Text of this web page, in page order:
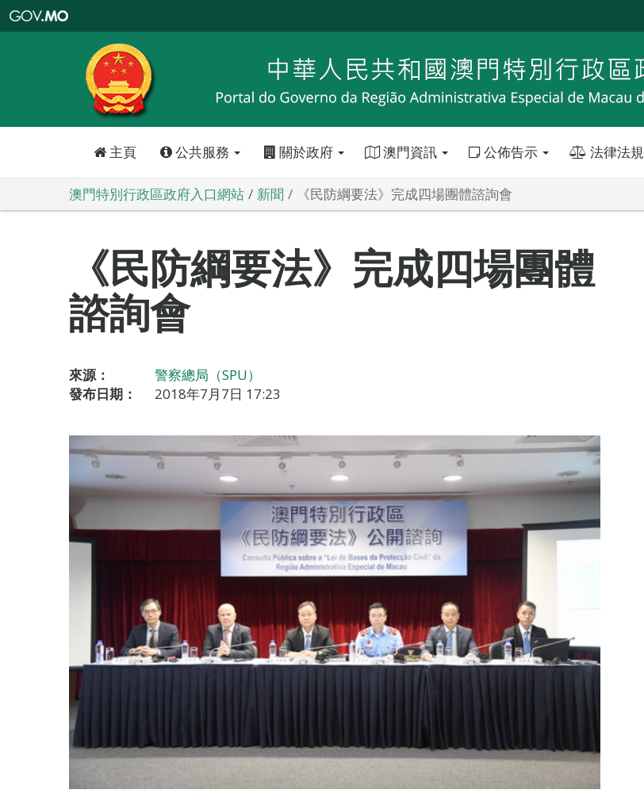
特
政
區
政
口
主頁 公共服務 關於政府 澳門資訊 公佈告示 法律法規
澳門特別行政區政府入口網站 新聞 《民防綱要法》完成四場團體諮詢會
《民防綱要法》完成四場團體
諮詢會
來源：
警察總局（SPU）
發布日期：
2018年7月7日 17:23